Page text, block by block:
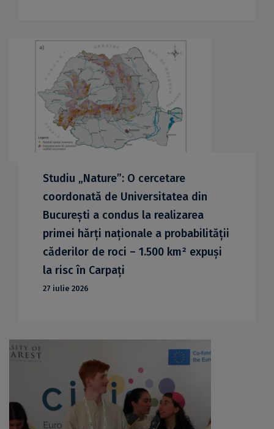
Studiu „Nature”: O cercetare
coordonată de Universitatea din
București a condus la realizarea
primei hărți naționale a probabilității
căderilor de roci – 1.500 km² expuși
la risc în Carpați
27 iulie 2026